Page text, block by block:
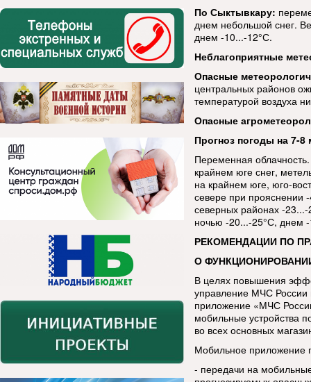
По Сыктывкару:
днем небольшой снег.
днем -10...-12°С.
Неблагоприятные
Опасные
центральных районов
температурой воздуха
Опасные
Прогноз погоды на 7-8
Переменная
крайнем юге снег,
на крайнем юге, юго-
севере при прояснении
северных районах -
ночью -20...-25°С, днем
РЕКОМЕНДАЦИИ ПО
О
В целях повышения
управление МЧС России
приложение «МЧС
мобильные устройства
во всех основных
Мобильное приложение
- передачи на